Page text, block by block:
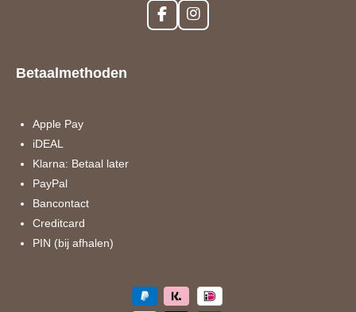
F
a
I
n
Betaalmethoden
Apple Pay
iDEAL
Klarna: Betaal later
PayPal
Bancontact
Creditcard
PIN (bij afhalen)